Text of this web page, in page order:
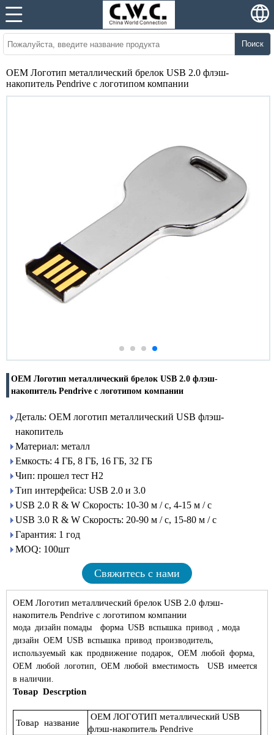
Поиск
OEM Логотип металлический брелок USB 2.0 флэш-
накопитель Pendrive с логотипом компании
OEM Логотип металлический брелок USB 2.0 флэш-
накопитель Pendrive с логотипом компании
Деталь: OEM логотип металлический USB флэш-
накопитель
Материал: металл
Емкость: 4 ГБ, 8 ГБ, 16 ГБ, 32 ГБ
Чип: прошел тест H2
Тип интерфейса: USB 2.0 и 3.0
USB 2.0 R & W Скорость: 10-30 м / с, 4-15 м / с
USB 3.0 R & W Скорость: 20-90 м / с, 15-80 м / с
Гарантия: 1 год
MOQ: 100шт
Свяжитесь с нами
OEM Логотип металлический брелок USB 2.0 флэш-
накопитель Pendrive с логотипом компании
мода дизайн помады форма USB вспышка привод , мода
дизайн OEM USB вспышка привод производитель,
используемый как продвижение подарок, OEM любой форма,
OEM любой логотип, OEM любой вместимость USB имеется
в наличии.
Товар Descrption
Товар название
OEM ЛОГОТИП металлический USB
флэш-накопитель Pendrive